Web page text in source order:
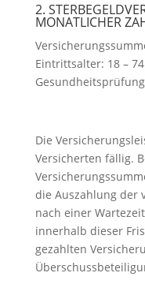
2.
MONATLICHER
Eintrittsalter: 18 –
Die
Versicherten fällig.
die Auszahlung der
nach einer
innerhalb dieser
gezahlten